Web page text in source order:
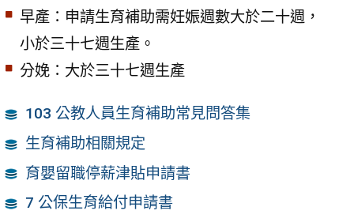
早產：申請生育補助需妊娠週數大於二十週，
小於三十七週生產。
分娩：大於三十七週生產
103 公教人員生育補助常見問答集
生育補助相關規定
育嬰留職停薪津貼申請書
7 公保生育給付申請書